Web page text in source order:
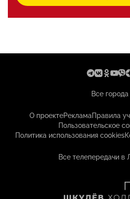
Все города
О проектеРекламаПравила
Пользовательское
Политика использования cookies
Все телепередачи в